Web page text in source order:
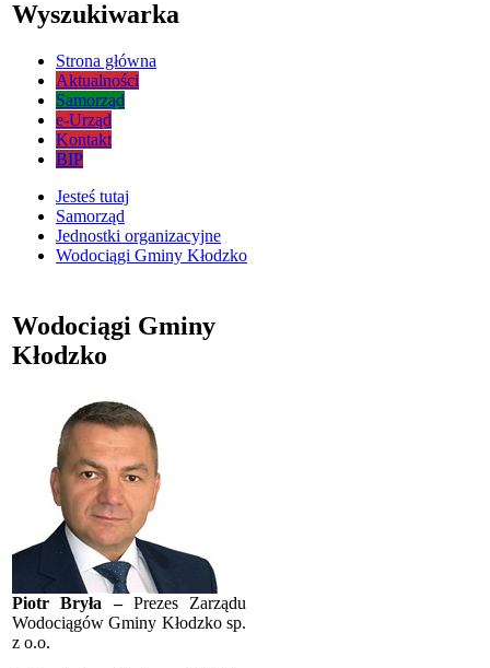
Wyszukiwarka
Strona główna
Aktualności
Samorząd
e-Urząd
Kontakt
BIP
Jesteś tutaj
Samorząd
Jednostki organizacyjne
Wodociągi Gminy Kłodzko
Wodociągi Gminy
Kłodzko
Piotr Bryła –Prezes Zarządu
Wodociągów Gminy Kłodzko sp.
z o.o.